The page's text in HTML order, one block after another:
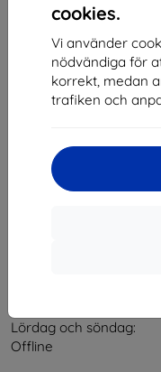
cookies.
Vi använder
nödvändiga för
korrekt, medan
trafiken och
Shield-SK s.r.o.
Kontakt
Lördag och söndag:
Offline